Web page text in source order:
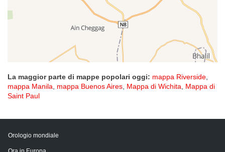
La maggior parte di mappe popolari oggi: mappa Riverside,
mappa Manila, mappa Buenos Aires, Mappa di Wichita, Mappa di
Saint Paul
Orologio mondiale